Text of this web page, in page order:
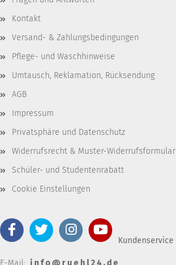
Kontakt
Versand- & Zahlungsbedingungen
Pflege- und Waschhinweise
Umtausch, Reklamation, Rücksendung
AGB
Impressum
Privatsphäre und Datenschutz
Widerrufsrecht & Muster-Widerrufsformular
Schüler- und Studentenrabatt
Cookie Einstellungen
Kundenservice
E-Mail: i n f o @ r u e h l 2 4 . d e